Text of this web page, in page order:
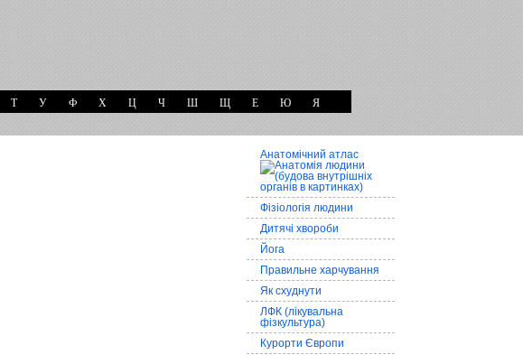
Т У Ф Х Ц Ч Ш Щ Е Ю Я
Анатомічний атлас
Фізіологія людини
Дитячі хвороби
Йога
Правильне харчування
Як схуднути
ЛФК (лікувальна
фізкультура)
Курорти Європи